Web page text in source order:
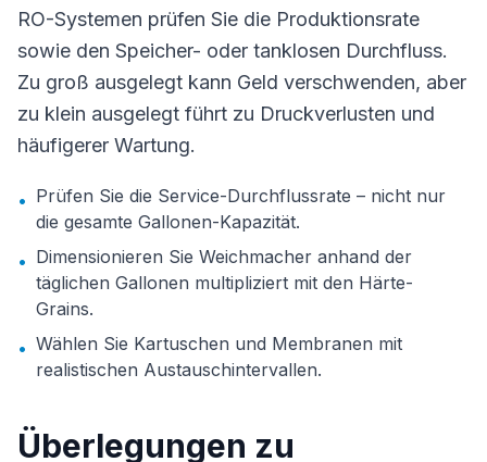
RO-Systemen prüfen Sie die Produktionsrate
sowie den Speicher- oder tanklosen Durchfluss.
Zu groß ausgelegt kann Geld verschwenden, aber
zu klein ausgelegt führt zu Druckverlusten und
häufigerer Wartung.
• Prüfen Sie die Service-Durchflussrate – nicht nur
die gesamte Gallonen-Kapazität.
• Dimensionieren Sie Weichmacher anhand der
täglichen Gallonen multipliziert mit den Härte-
Grains.
• Wählen Sie Kartuschen und Membranen mit
realistischen Austauschintervallen.
Überlegungen zu